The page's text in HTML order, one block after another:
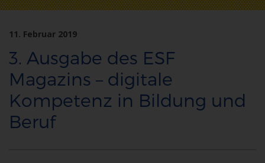
11. Februar 2019
3. Ausgabe des ESF
Magazins – digitale
Kompetenz in Bildung und
Beruf